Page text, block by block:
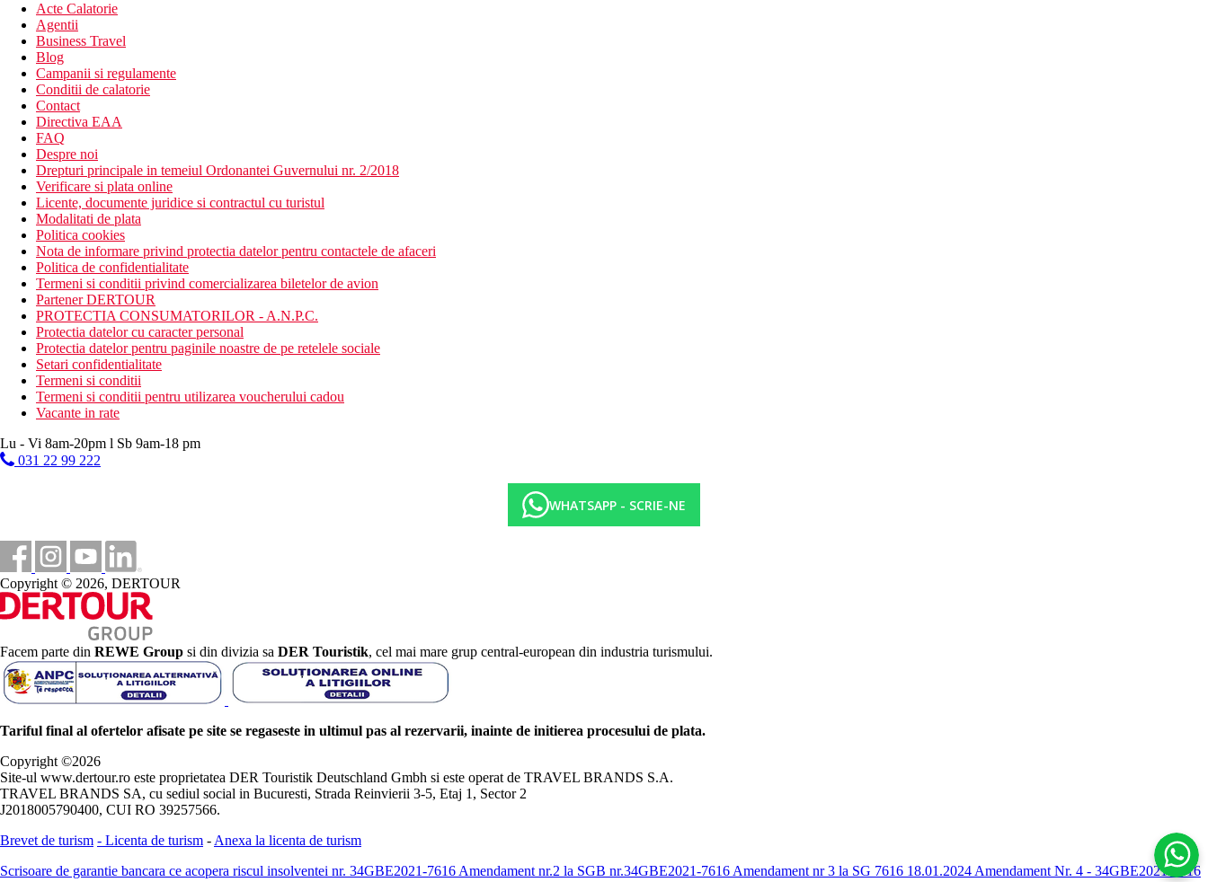
Acte Calatorie
Agentii
Business Travel
Blog
Campanii si regulamente
Conditii de calatorie
Contact
Directiva EAA
FAQ
Despre noi
Drepturi principale in temeiul Ordonantei Guvernului nr. 2/2018
Verificare si plata online
Licente, documente juridice si contractul cu turistul
Modalitati de plata
Politica cookies
Nota de informare privind protectia datelor pentru contactele de afaceri
Politica de confidentialitate
Termeni si conditii privind comercializarea biletelor de avion
Partener DERTOUR
PROTECTIA CONSUMATORILOR - A.N.P.C.
Protectia datelor cu caracter personal
Protectia datelor pentru paginile noastre de pe retelele sociale
Setari confidentialitate
Termeni si conditii
Termeni si conditii pentru utilizarea voucherului cadou
Vacante in rate
Lu - Vi 8am-20pm l Sb 9am-18 pm
031 22 99 222
WHATSAPP - SCRIE-NE
Copyright © 2026, DERTOUR
Facem parte din REWE Group si din divizia sa DER Touristik, cel mai mare grup central-european din industria turismului.
Tariful final al ofertelor afisate pe site se regaseste in ultimul pas al rezervarii, inainte de initierea procesului de plata.
Copyright ©2026
Site-ul www.dertour.ro este proprietatea DER Touristik Deutschland Gmbh si este operat de TRAVEL BRANDS S.A.
TRAVEL BRANDS SA, cu sediul social in Bucuresti, Strada Reinvierii 3-5, Etaj 1, Sector 2
J2018005790400, CUI RO 39257566.
Brevet de turism - Licenta de turism -Anexa la licenta de turism
Scrisoare de garantie bancara ce acopera riscul insolventei nr. 34GBE2021-7616Amendament nr.2 la SGB nr.34GBE2021-7616Amendament nr 3 la SG 7616 18.01.2024Amendament Nr. 4 - 34GBE2021-7616